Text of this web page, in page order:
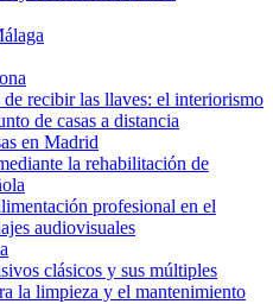
recibir las llaves: el interiorismo
de casas a distancia
en Madrid
la rehabilitación de
profesional en el
audiovisuales
clásicos y sus múltiples
la limpieza y el mantenimiento